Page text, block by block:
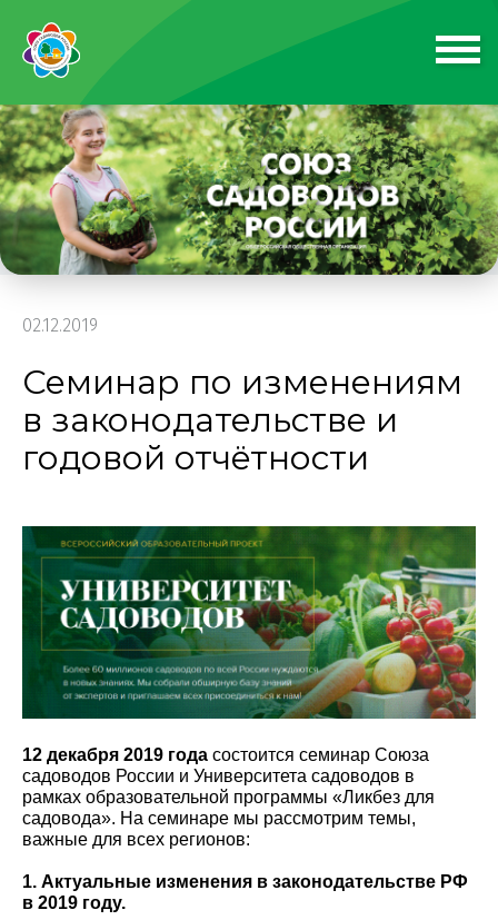
02.12.2019
Семинар по изменениям
в законодательстве и
годовой отчётности
12 декабря 2019 года состоится семинар Союза
садоводов России и Университета садоводов в
рамках образовательной программы «Ликбез для
садовода». На семинаре мы рассмотрим темы,
важные для всех регионов:
1. Актуальные изменения в законодательстве РФ
в 2019 году.